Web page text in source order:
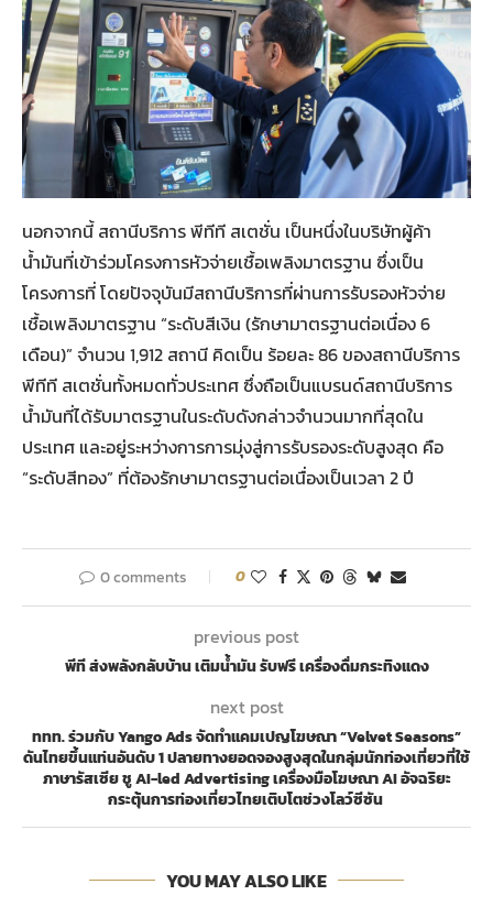
นอกจากนี้ สถานีบริการ พีทีที สเตชั่น เป็นหนึ่งในบริษัทผู้ค้า
น้ำมันที่เข้าร่วมโครงการหัวจ่ายเชื้อเพลิงมาตรฐาน ซึ่งเป็น
โครงการที่ โดยปัจจุบันมีสถานีบริการที่ผ่านการรับรองหัวจ่าย
เชื้อเพลิงมาตรฐาน “ระดับสีเงิน (รักษามาตรฐานต่อเนื่อง 6
เดือน)” จำนวน 1,912 สถานี คิดเป็น ร้อยละ 86 ของสถานีบริการ
พีทีที สเตชั่นทั้งหมดทั่วประเทศ ซึ่งถือเป็นแบรนด์สถานีบริการ
น้ำมันที่ได้รับมาตรฐานในระดับดังกล่าวจำนวนมากที่สุดใน
ประเทศ และอยู่ระหว่างการการมุ่งสู่การรับรองระดับสูงสุด คือ
“ระดับสีทอง” ที่ต้องรักษามาตรฐานต่อเนื่องเป็นเวลา 2 ปี
0 comments 0
previous post
พีที ส่งพลังกลับบ้าน เติมน้ำมัน รับฟรี เครื่องดื่มกระทิงแดง
next post
ททท. ร่วมกับ Yango Ads จัดทำแคมเปญโฆษณา “Velvet Seasons”
ดันไทยขึ้นแท่นอันดับ 1 ปลายทางยอดจองสูงสุดในกลุ่มนักท่องเที่ยวที่ใช้
ภาษารัสเซีย ชู AI-led Advertising เครื่องมือโฆษณา AI อัจฉริยะ
กระตุ้นการท่องเที่ยวไทยเติบโตช่วงโลว์ซีซัน
YOU MAY ALSO LIKE